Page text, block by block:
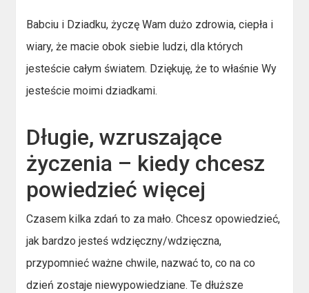
Babciu i Dziadku, życzę Wam dużo zdrowia, ciepła i
wiary, że macie obok siebie ludzi, dla których
jesteście całym światem. Dziękuję, że to właśnie Wy
jesteście moimi dziadkami.
Długie, wzruszające
życzenia – kiedy chcesz
powiedzieć więcej
Czasem kilka zdań to za mało. Chcesz opowiedzieć,
jak bardzo jesteś wdzięczny/wdzięczna,
przypomnieć ważne chwile, nazwać to, co na co
dzień zostaje niewypowiedziane. Te dłuższe